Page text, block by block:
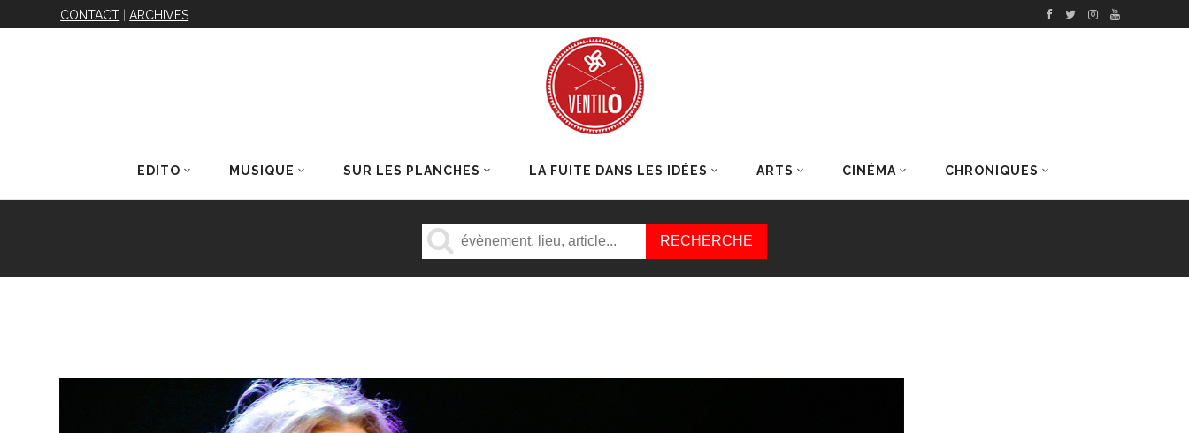
CONTACT |ARCHIVES
EDITO MUSIQUE SUR LES PLANCHES LA FUITE DANS LES IDÉES ARTS CINÉMA CHRONIQUES
DERNIERS ARTICLES